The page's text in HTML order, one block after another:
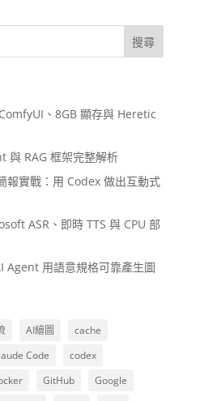
、8GB 顯存與 Heretic
與 RAG 框架完整解析
實戰：用 Codex 做出互動式
ASR、即時 TTS 與 CPU 部
Agent 用語意規格可靠產生圖
AI繪圖
cache
Code
codex
GitHub
Google